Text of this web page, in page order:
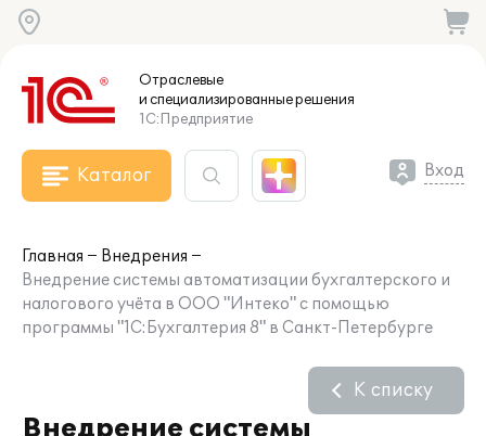
Отраслевые
и специализированныерешения
1С:Предприятие
Каталог Вход
Главная
Внедрения
Внедрение системы автоматизации бухгалтерского и
налогового учёта в ООО "Интеко" с помощью
программы "1С:Бухгалтерия 8" в Санкт-Петербурге
Внедрение системы
К списку